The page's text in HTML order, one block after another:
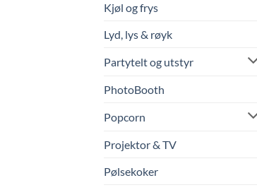
Kjøl og frys
Lyd, lys & røyk
Partytelt og utstyr
PhotoBooth
Popcorn
Projektor & TV
Pølsekoker